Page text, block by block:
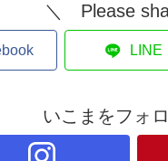
＼ Please
LINE
いこまをフォ